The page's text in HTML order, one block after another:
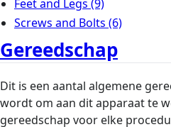
Feet and Legs (9)
Screws and Bolts (6)
Gereedschap
Dit is een aantal algemene
wordt om aan dit apparaat te
gereedschap voor elke